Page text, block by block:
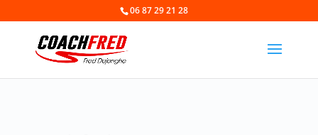
06 87 29 21 28